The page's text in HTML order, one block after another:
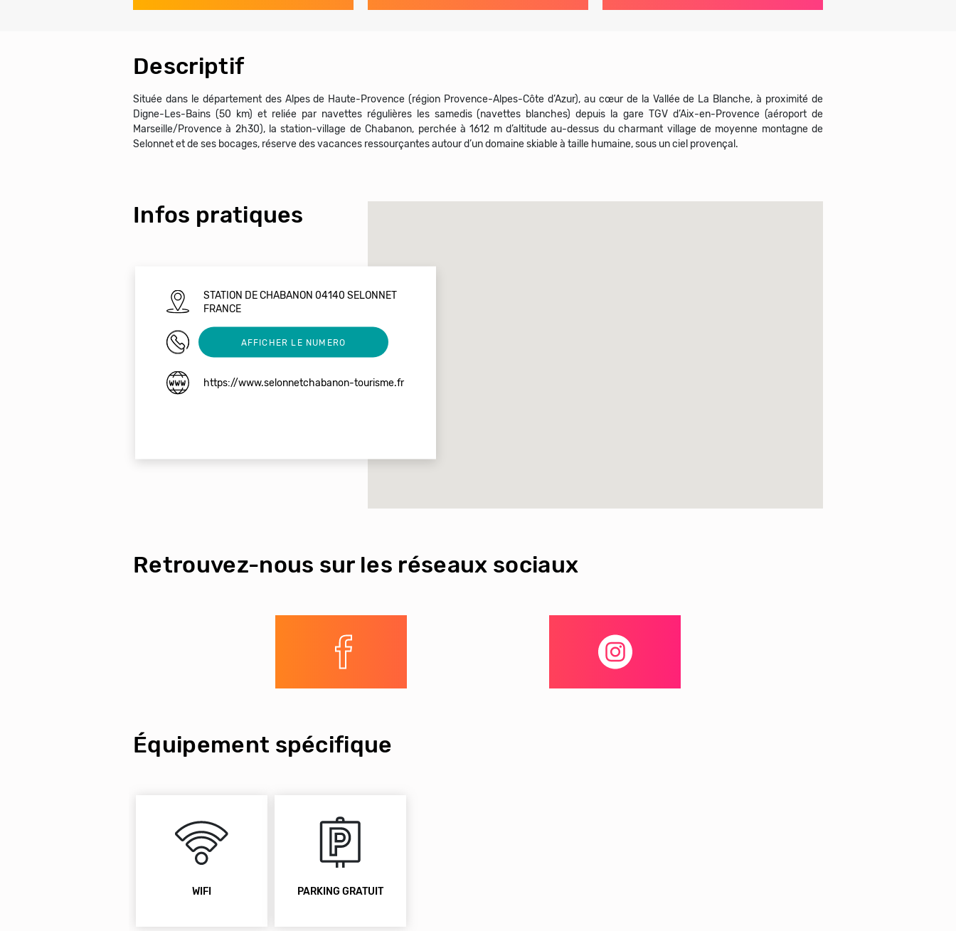
Descriptif
Située dans le département des Alpes de Haute-Provence (région Provence-Alpes-Côte d’Azur), au cœur de la Vallée de La Blanche, à proximité de
Digne-Les-Bains (50 km) et reliée par navettes régulières les samedis (navettes blanches) depuis la gare TGV d’Aix-en-Provence (aéroport de
Marseille/Provence à 2h30), la station-village de Chabanon, perchée à 1612 m d’altitude au-dessus du charmant village de moyenne montagne de
Selonnet et de ses bocages, réserve des vacances ressourçantes autour d’un domaine skiable à taille humaine, sous un ciel provençal.
Infos pratiques
STATION DE CHABANON 04140 SELONNET
FRANCE
0492310622AFFICHER LE NUMERO
https://www.selonnetchabanon-tourisme.fr
Équipement spécifique
WIFI PARKING GRATUIT
Retrouvez-nous sur les réseaux sociaux